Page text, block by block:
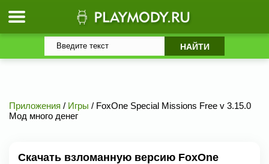
Приложения / Игры / FoxOne Special Missions Free v 3.15.0
Мод много денег
Скачать взломанную версию FoxOne